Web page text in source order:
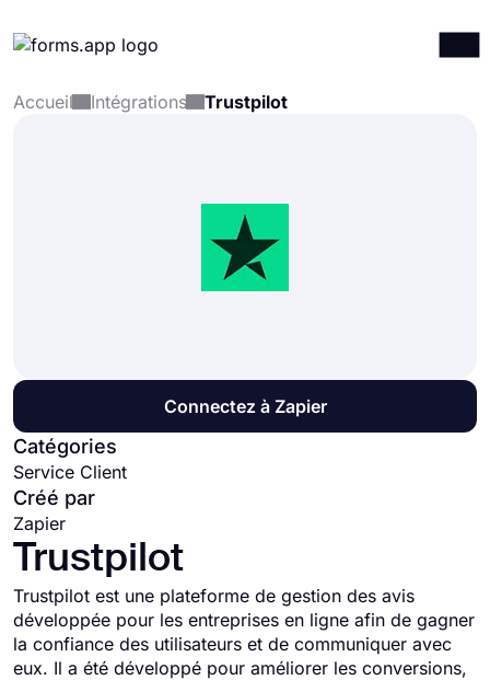
Produits
Accueil Intégrations Trustpilot
Connectez à Zapier
Catégories
Service Client
Créé par
Zapier
Trustpilot
Trustpilot est une plateforme de gestion des avis
développée pour les entreprises en ligne afin de gagner
la confiance des utilisateurs et de communiquer avec
eux. Il a été développé pour améliorer les conversions,